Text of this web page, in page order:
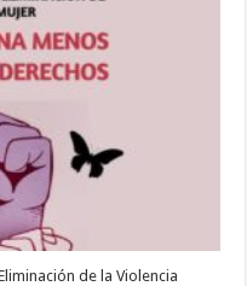
de la Violencia